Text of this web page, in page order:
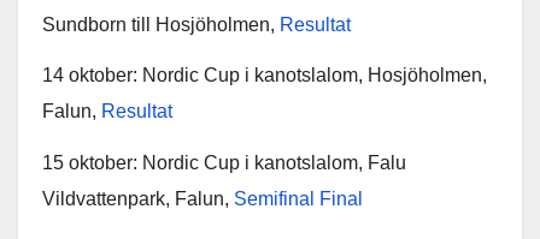
Sundborn till Hosjöholmen, Resultat
14 oktober: Nordic Cup i kanotslalom, Hosjöholmen,
Falun, Resultat
15 oktober: Nordic Cup i kanotslalom, Falu
Vildvattenpark, Falun, Semifinal Final